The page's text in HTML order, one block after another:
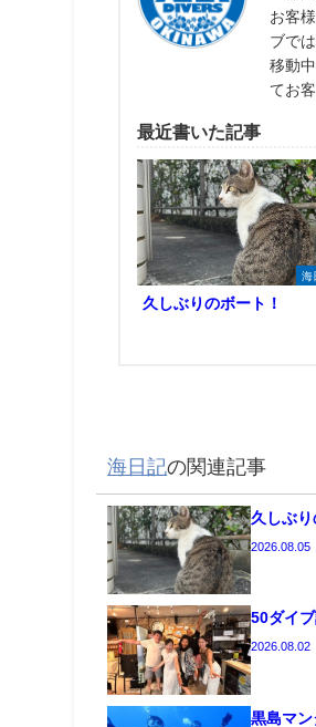
お客
ブで
移動
てお
最近書いた記事
海
久しぶりのボート！
海日記の関連記事
久しぶり
2026.08.05
50ダイ
2026.08.02
黒島マン